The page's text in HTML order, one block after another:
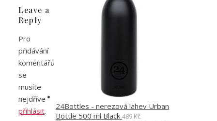
Leave a
Reply
Pro
přidávání
komentářů
se
musíte
nejdříve
přihlásit.
24Bottles - nerezová lahev Urban
Bottle 500 ml Black 489 Kč